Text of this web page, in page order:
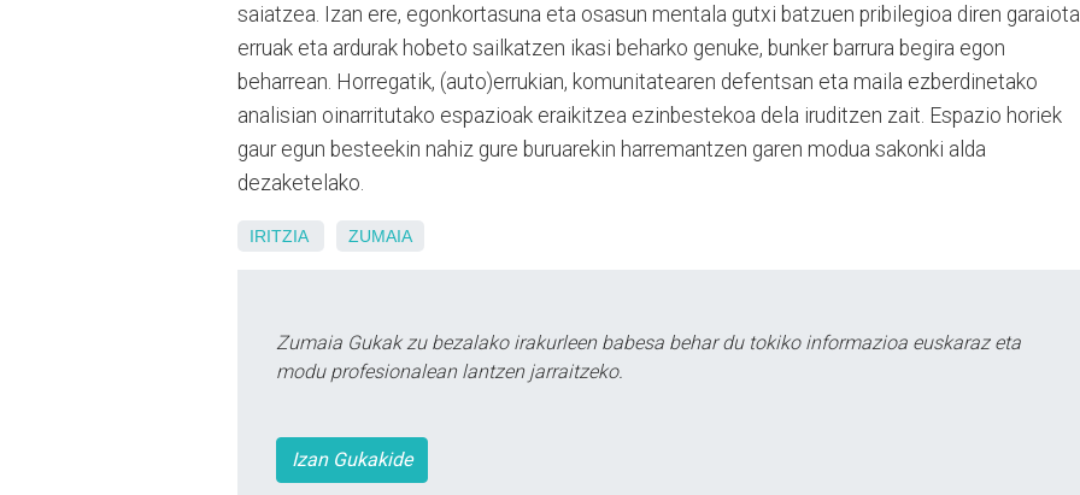
saiatzea. Izan ere, egonkortasuna eta osasun mentala gutxi batzuen pribilegioa diren
erruak eta ardurak hobeto sailkatzen ikasi beharko genuke, bunker barrura begira egon
beharrean. Horregatik, (auto)errukian, komunitatearen defentsan eta maila ezberdinetako
analisian oinarritutako espazioak eraikitzea ezinbestekoa dela iruditzen zait. Espazio horiek
gaur egun besteekin nahiz gure buruarekin harremantzen garen modua sakonki alda
dezaketelako.
IRITZIA ZUMAIA
Zumaia Gukak zu bezalako irakurleen babesa behar du tokiko informazioa euskaraz eta
modu profesionalean lantzen jarraitzeko.
Izan Gukakide